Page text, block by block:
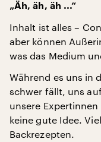
„Äh, äh, äh ...“
Inhalt ist alles –
aber können
was das Medium
Während es uns in
schwer fällt, uns
unsere
keine gute Idee.
Backrezepten.